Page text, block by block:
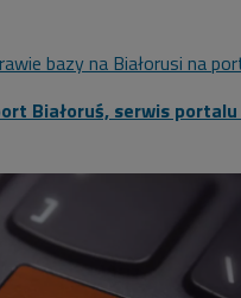
bazy na Białorusi na
Białoruś, serwis